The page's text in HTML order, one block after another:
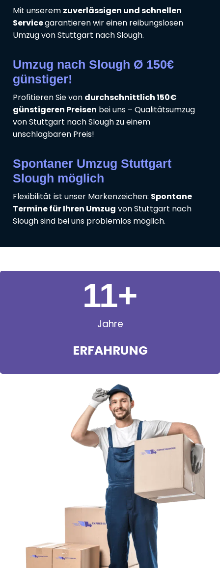
Mit unserem zuverlässigen und schnellen
Servicegarantieren wir einen reibungslosen
Umzug von Stuttgart nach Slough.
Umzug nach Slough Ø 150€
günstiger!
Profitieren Sie von durchschnittlich 150€
günstigeren Preisen bei uns – Qualitätsumzug
von Stuttgart nach Slough zu einem
unschlagbaren Preis!
Spontaner Umzug Stuttgart
Slough möglich
Flexibilität ist unser Markenzeichen: Spontane
Termine für Ihren Umzug von Stuttgart nach
Slough sind bei uns problemlos möglich.
Jahre
ERFAHRUNG
11+